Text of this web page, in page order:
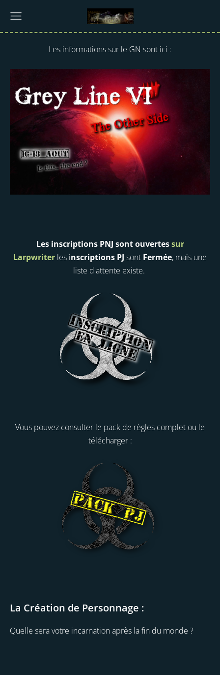
Les informations sur le GN sont ici :
Les inscriptions PNJ sont ouvertessur
Larpwriter les inscriptions PJ sont Fermée, mais une
liste d'attente existe.
Vous pouvez consulter le pack de règles complet ou le
télécharger :
La Création de Personnage :
Quelle sera votre incarnation après la fin du monde ?